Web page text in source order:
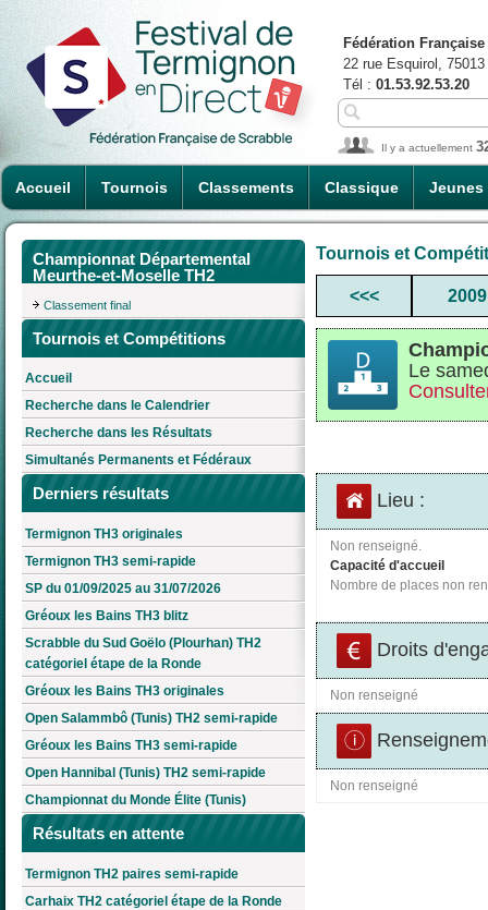
Accueil Tournois Classements Classique Jeunes
Fédération
22 rue Esquirol,
Tél : 01.53.92.53.20
Il y a actuellement
Championnat Départemental
Meurthe-et-Moselle TH2
Classement final
Tournois et Compétitions
Accueil
Recherche dans le Calendrier
Recherche dans les Résultats
Simultanés Permanents et Fédéraux
Derniers résultats
Termignon TH3 originales
Termignon TH3 semi-rapide
SP du 01/09/2025 au 31/07/2026
Gréoux les Bains TH3 blitz
Scrabble du Sud Goëlo (Plourhan) TH2
catégoriel étape de la Ronde
Gréoux les Bains TH3 originales
Open Salammbô (Tunis) TH2 semi-rapide
Gréoux les Bains TH3 semi-rapide
Open Hannibal (Tunis) TH2 semi-rapide
Championnat du Monde Élite (Tunis)
Résultats en attente
Termignon TH2 paires semi-rapide
Carhaix TH2 catégoriel étape de la Ronde
Tournois et
<<< 2009
Le
Lieu :
Non renseigné.
Capacité d'accueil
Nombre de places non
Droits
Non renseigné
Non renseigné